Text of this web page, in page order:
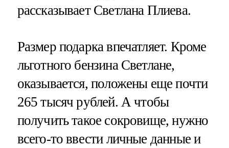
рассказывает Светлана Плиева.
Размер подарка впечатляет. Кроме
льготного бензина Светлане,
оказывается, положены еще почти
265 тысяч рублей. А чтобы
получить такое сокровище, нужно
всего-то ввести личные данные и